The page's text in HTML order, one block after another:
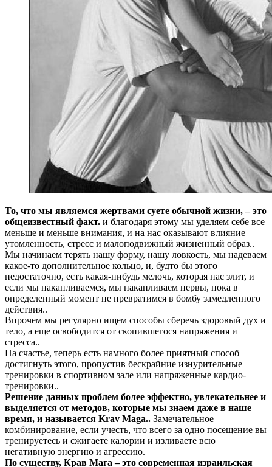
То, что мы являемся жертвами суете обычной жизни, – это
общеизвестный факт. и благодаря этому мы уделяем себе все
меньше и меньше внимания, и на нас оказывают влияние
утомленность, стресс и малоподвижный жизненный образ..
Мы начинаем терять нашу форму, нашу ловкость, мы надеваем
какое-то дополнительное кольцо, и, будто бы этого
недостаточно, есть какая-нибудь мелочь, которая нас злит, и
если мы накапливаемся, мы накапливаем нервы, пока в
определенный момент не превратимся в бомбу замедленного
действия..
Впрочем мы регулярно ищем способы сберечь здоровый дух и
тело, а еще освободится от скопившегося напряжения и
стресса..
На счастье, теперь есть намного более приятный способ
достигнуть этого, пропустив бескрайние изнурительные
тренировки в спортивном зале или напряженные кардио-
тренировки..
Решение данных проблем более эффектно, увлекательнее и
выделяется от методов, которые мы знаем даже в наше
время, и называется Krav Maga.. Замечательное
комбинирование, если учесть, что всего за одно посещение вы
тренируетесь и сжигаете калории и изливаете всю
негативную энергию и агрессию.
По существу, Крав Мага – это современная израильская